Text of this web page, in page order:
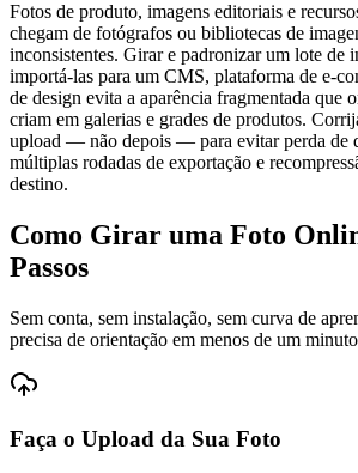
Fotos de produto, imagens editoriais e
chegam de fotógrafos ou bibliotecas de
inconsistentes. Girar e padronizar um lote de
importá-las para um CMS, plataforma de e-
de design evita a aparência fragmentada que
criam em galerias e grades de produtos.
upload — não depois — para evitar perda de
múltiplas rodadas de exportação e
destino.
Como Girar uma Foto
Passos
Sem conta, sem instalação, sem curva de
precisa de orientação em menos de um
Faça o Upload da Sua Foto